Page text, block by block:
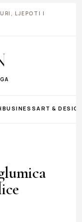
LJEPOTI I
BUSINESS ART &